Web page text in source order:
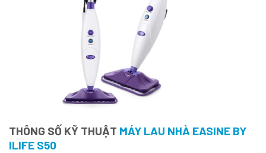
THÔNG SỐ KỸ THUẬT MÁY LAU NHÀ EASINE BY
ILIFE S50